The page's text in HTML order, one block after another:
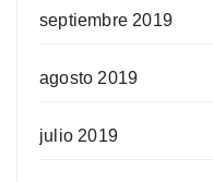
septiembre 2019
agosto 2019
julio 2019